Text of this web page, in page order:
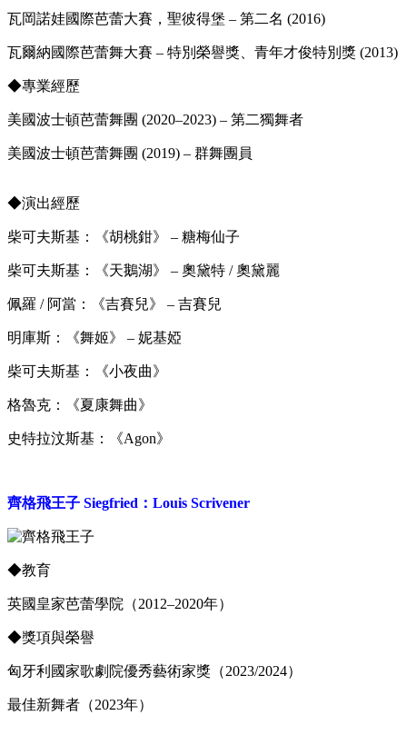
瓦岡諾娃國際芭蕾大賽，聖彼得堡 – 第二名 (2016)
瓦爾納國際芭蕾舞大賽 – 特別榮譽獎、青年才俊特別獎 (2013)
◆專業經歷
美國波士頓芭蕾舞團 (2020–2023) – 第二獨舞者
美國波士頓芭蕾舞團 (2019) – 群舞團員
◆演出經歷
柴可夫斯基：《胡桃鉗》 – 糖梅仙子
柴可夫斯基：《天鵝湖》 – 奧黛特 / 奧黛麗
佩羅 / 阿當：《吉賽兒》 – 吉賽兒
明庫斯：《舞姬》 – 妮基婭
柴可夫斯基：《小夜曲》
格魯克：《夏康舞曲》
史特拉汶斯基：《Agon》
齊格飛王子 Siegfried：Louis Scrivener
◆教育
英國皇家芭蕾學院（2012–2020年）
◆獎項與榮譽
匈牙利國家歌劇院優秀藝術家獎（2023/2024）
最佳新舞者（2023年）